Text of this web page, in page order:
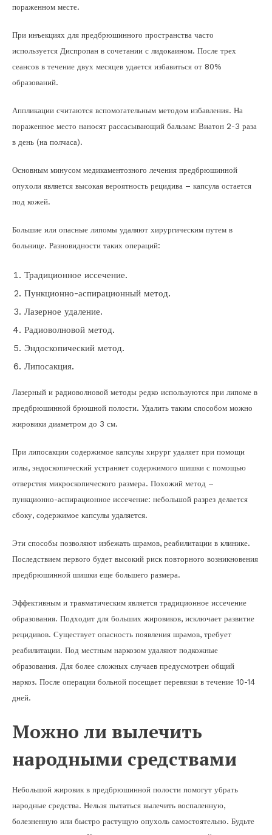
пораженном месте.
При инъекциях для предбрюшинного пространства часто
используется Диспропан в сочетании с лидокаином. После трех
сеансов в течение двух месяцев удается избавиться от 80%
образований.
Аппликации считаются вспомогательным методом избавления. На
пораженное место наносят рассасывающий бальзам: Виатон 2-3 раза
в день (на полчаса).
Основным минусом медикаментозного лечения предбрюшинной
опухоли является высокая вероятность рецидива – капсула остается
под кожей.
Большие или опасные липомы удаляют хирургическим путем в
больнице. Разновидности таких операций:
Традиционное иссечение.
Пункционно-аспирационный метод.
Лазерное удаление.
Радиоволновой метод.
Эндоскопический метод.
Липосакция.
Лазерный и радиоволновой методы редко используются при липоме в
предбрюшинной брюшной полости. Удалить таким способом можно
жировики диаметром до 3 см.
При липосакции содержимое капсулы хирург удаляет при помощи
иглы, эндоскопический устраняет содержимого шишки с помощью
отверстия микроскопического размера. Похожий метод –
пункционно-аспирационное иссечение: небольшой разрез делается
сбоку, содержимое капсулы удаляется.
Эти способы позволяют избежать шрамов, реабилитации в клинике.
Последствием первого будет высокий риск повторного возникновения
предбрюшинной шишки еще большего размера.
Эффективным и травматическим является традиционное иссечение
образования. Подходит для больших жировиков, исключает развитие
рецидивов. Существует опасность появления шрамов, требует
реабилитации. Под местным наркозом удаляют подкожные
образования. Для более сложных случаев предусмотрен общий
наркоз. После операции больной посещает перевязки в течение 10-14
дней.
Можно ли вылечить
народными средствами
Небольшой жировик в предбрюшинной полости помогут убрать
народные средства. Нельзя пытаться вылечить воспаленную,
болезненную или быстро растущую опухоль самостоятельно. Будьте